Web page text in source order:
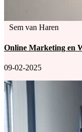
Sem van Haren
Online Marketing en
09-02-2025